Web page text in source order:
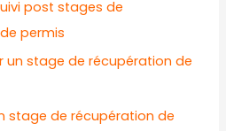
post stages de
permis
un stage de récupération de
stage de récupération de